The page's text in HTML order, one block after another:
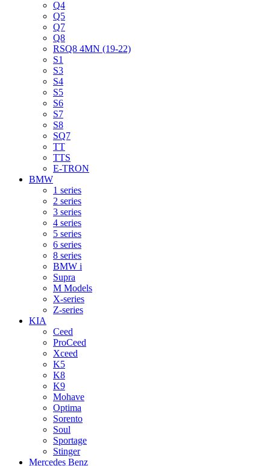
Q4
Q5
Q7
Q8
RSQ8 4MN (19-22)
S1
S3
S4
S5
S6
S7
S8
SQ7
TT
TTS
E-TRON
BMW
1 series
2 series
3 series
4 series
5 series
6 series
8 series
BMW i
Supra
M Models
X-series
Z-series
KIA
Ceed
ProCeed
Xceed
K5
K8
K9
Mohave
Optima
Sorento
Soul
Sportage
Stinger
Mercedes Benz